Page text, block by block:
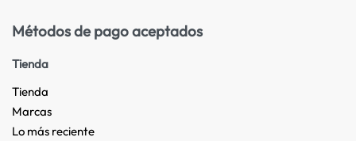
Métodos de pago aceptados
Tienda
Tienda
Marcas
Lo más reciente​